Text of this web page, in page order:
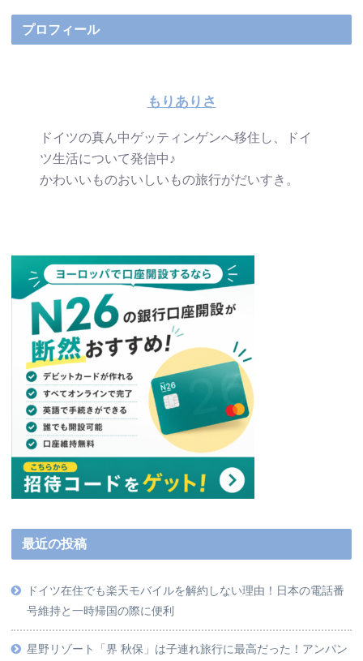
プロフィール
もりありさ
ドイツの真ん中ゲッティンゲンへ移住し、ドイ
ツ生活について発信中♪
かわいいものおいしいもの旅行がだいすき。
最近の投稿
ドイツ在住でも楽天モバイルを解約しない理由！日本の電話番
号維持と一時帰国の際に便利
星野リゾート「界 秋保」は子連れ旅行に最高だった！アンパン